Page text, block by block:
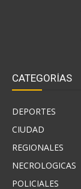
CATEGORÍAS
DEPORTES
CIUDAD
REGIONALES
NECROLOGICAS
POLICIALES